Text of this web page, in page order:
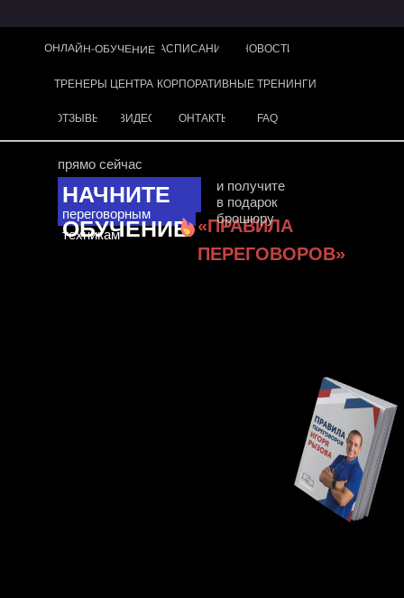
НАЧНИТЕ
ОБУЧЕНИЕ
ОНЛАЙН-ОБУЧЕНИЕ
ТРЕНЕРЫ ЦЕНТРА
РАСПИСАНИЕ
ОТЗЫВЫ FAQ
НОВОСТИ
ВИДЕО КОНТАКТЫ
прямо сейчас
«ПРАВИЛА
ПЕРЕГОВОРОВ»
и получите
в подарок
брошюру
переговорным
техникам
КОРПОРАТИВНЫЕ ТРЕНИНГИ